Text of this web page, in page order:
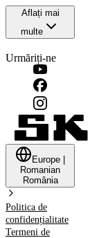
Aflați mai
multe
Urmăriți-ne
Europe
Romanian
România
Politica de
confidențialitate
Termeni de